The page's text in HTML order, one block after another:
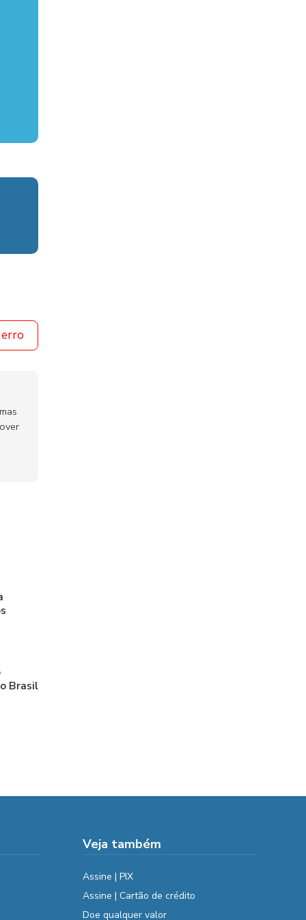
Brasil
Veja também
Assine | PIX
Assine | Cartão de crédito
Doe qualquer valor